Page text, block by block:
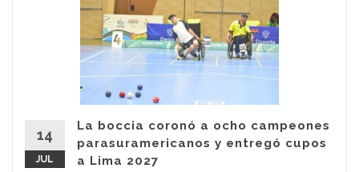
14
JUL
La boccia coronó a ocho campeones
parasuramericanos y entregó cupos
a Lima 2027